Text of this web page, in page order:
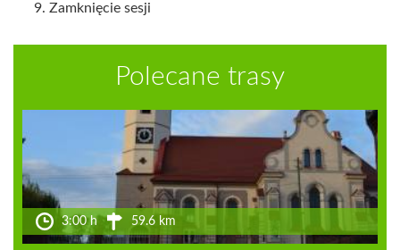
Zamknięcie sesji
Polecane trasy
3:00 h 59.6 km